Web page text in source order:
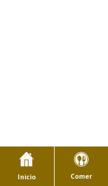
Inicio Comer